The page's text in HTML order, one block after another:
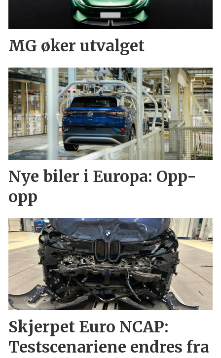
MG øker utvalget
Nye biler i Europa: Opp-
opp
Skjerpet Euro NCAP:
Testscenariene endres fra